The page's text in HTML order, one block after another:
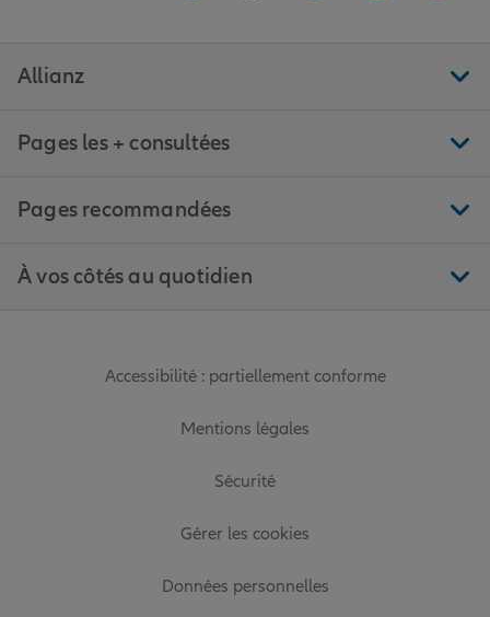
Allianz
Pages les + consultées
Pages recommandées
À vos côtés au quotidien
Accessibilité : partiellement conforme
Mentions légales
Sécurité
Gérer les cookies
Données personnelles